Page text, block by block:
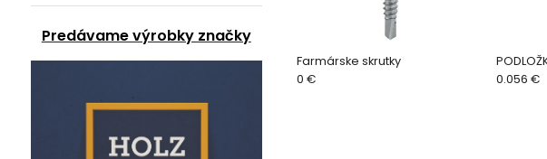
Predávame výrobky značky
Farmárske skrutky
0 €
0.056 €